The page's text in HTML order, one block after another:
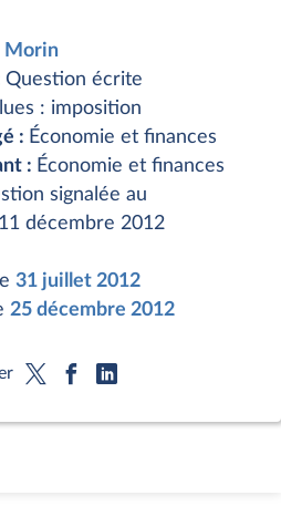
Morin
Question écrite
: imposition
: Économie et finances
: Économie et finances
signalée au
décembre 2012
31 juillet 2012
25 décembre 2012